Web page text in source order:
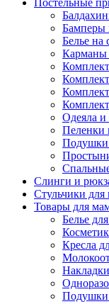
Постельные
Бамперы
Белье на
Карманы
Одеяла
Пеленки
Подушки
Слинги и
Стульчики для
Товары для
Белье
Кресла
Подушки